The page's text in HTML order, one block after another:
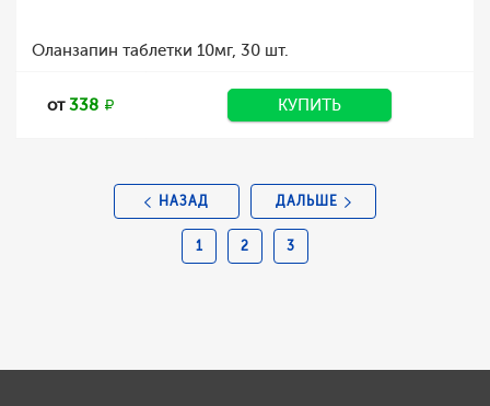
Оланзапин таблетки 10мг, 30 шт.
от338 КУПИТЬ
НАЗАД
1 2 3
ДАЛЬШЕ